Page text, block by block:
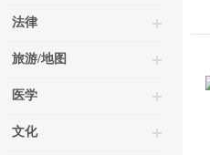
法律
旅游/地图
医学
文化